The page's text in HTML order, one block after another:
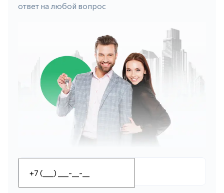
ответ на любой вопрос